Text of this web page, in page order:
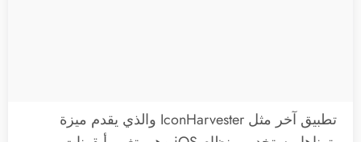
تطبيق آخر مثل IconHarvester والذي يقدم ميزة